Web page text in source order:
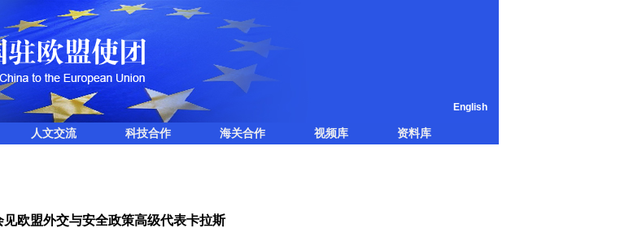
English
人文交流 科技合作 海关合作 视频库 资料库
见欧盟外交与安全政策高级代表卡拉斯